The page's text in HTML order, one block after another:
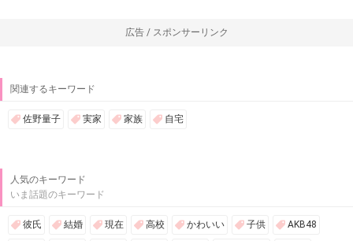
広告 / スポンサーリンク
関連するキーワード
佐野量子 実家 家族 自宅
人気のキーワード
いま話題のキーワード
彼氏 結婚 現在 高校 かわいい 子供 AKB48